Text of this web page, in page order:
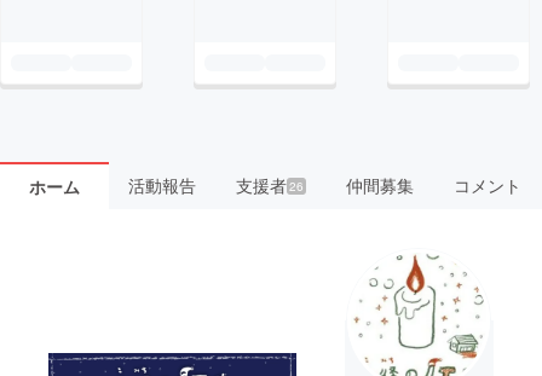
ホーム 活動報告 支援者 26 仲間募集 コメント